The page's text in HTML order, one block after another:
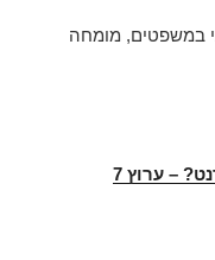
במשפטים, מומחה
– ערוץ 7